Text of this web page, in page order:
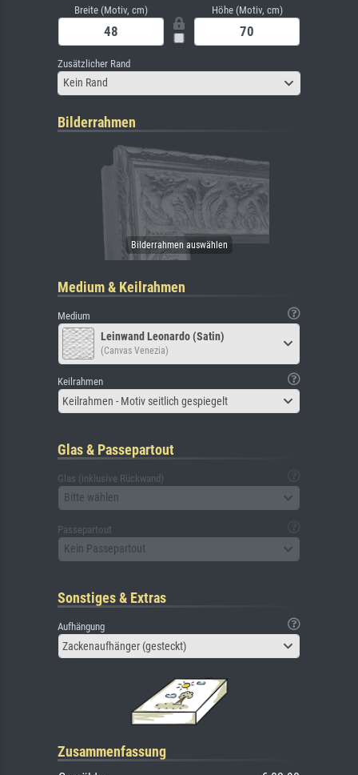
Breite (Motiv, cm) Höhe (Motiv, cm)
Zusätzlicher Rand
Kein Rand
Bilderrahmen
Medium & Keilrahmen
Medium
Leinwand Leonardo (Satin)
(Canvas Venezia)
Keilrahmen
Keilrahmen - Motiv seitlich gespiegelt
Glas & Passepartout
Glas (inklusive Rückwand)
Bitte wählen
Passepartout
Kein Passepartout
Sonstiges & Extras
Aufhängung
Zackenaufhänger (gesteckt)
Zusammenfassung